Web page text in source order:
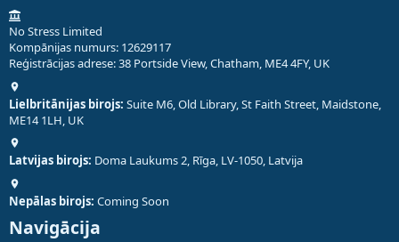
No Stress Limited
Kompānijas numurs: 12629117
Reģistrācijas adrese: 38 Portside View, Chatham, ME4 4FY, UK
Lielbritānijas birojs: Suite M6, Old Library, St Faith Street, Maidstone,
ME14 1LH, UK
Latvijas birojs: Doma Laukums 2, Rīga, LV-1050, Latvija
Nepālas birojs: Coming Soon
Navigācija